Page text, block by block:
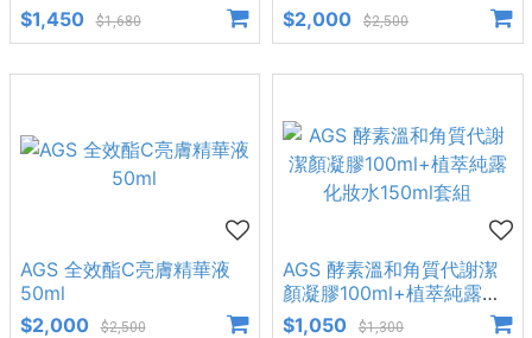
$1,450
$1,680
$2,000
$2,500
AGS 全效酯C亮膚精華液
50ml
$2,000
$2,500
AGS 酵素溫和角質代謝潔
顏凝膠100ml+植萃純露化
妝水150ml套組
$1,050 $1,300